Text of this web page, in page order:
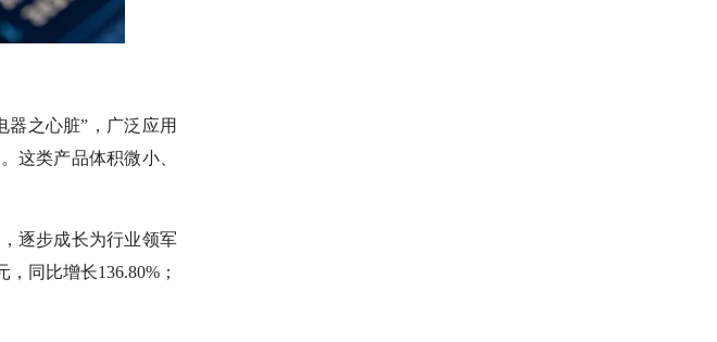
之心脏”，广泛应用
这类产品体积微小、
逐步成长为行业领军
同比增长136.80%；